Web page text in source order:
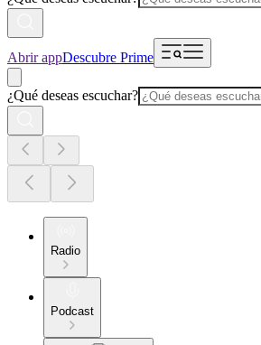
Abrir appDescubre Prime
¿Qué deseas escuchar?
Radio
Podcast